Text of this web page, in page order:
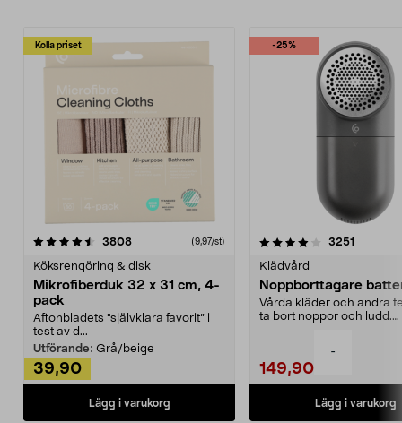
-
Kolla priset
3808recensioner (9,97/st)
Köksrengöring & disk
Mikrofiberduk 32 x 31 cm, 4-
pack
Aftonbladets "självklara favorit” i
test av d...
Utförande: Grå/beige
39,90
Lägg i varukorg
-25%
4.0av 5 stjärnor 3251
Klädvård
Noppborttagare
Vårda kläder och andra
ta bort noppor och ludd.
149,90
Lägg i varukorg
4.5av 5 stjärnor